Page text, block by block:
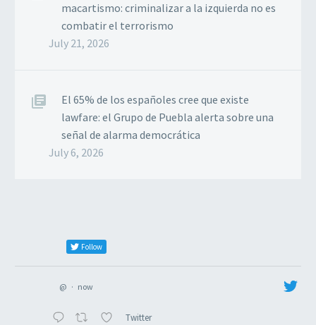
macartismo: criminalizar a la izquierda no es
combatir el terrorismo
July 21, 2026
El 65% de los españoles cree que existe
lawfare: el Grupo de Puebla alerta sobre una
señal de alarma democrática
July 6, 2026
Follow
@ · now
Twitter